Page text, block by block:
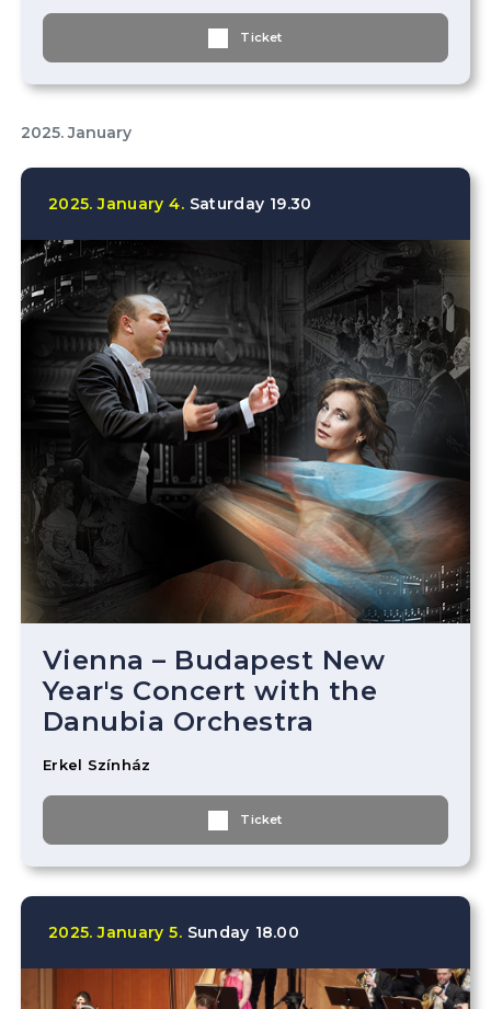
Ticket
2025. January
2025. January 4. Saturday 19.30
Vienna – Budapest New
Year's Concert with the
Danubia Orchestra
Erkel Színház
Ticket
2025. January 5. Sunday 18.00